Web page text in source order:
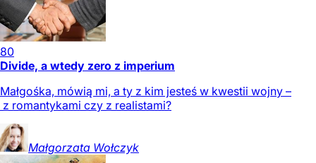
80
Divide, a wtedy zero z imperium
Małgośka, mówią mi, a ty z kim jesteś w kwestii wojny –
z romantykami czy z realistami?
Małgorzata Wołczyk